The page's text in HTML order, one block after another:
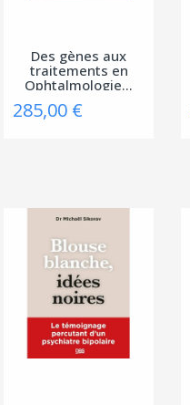
Des gènes aux
traitements en
Ophtalmologie...
285,00 €